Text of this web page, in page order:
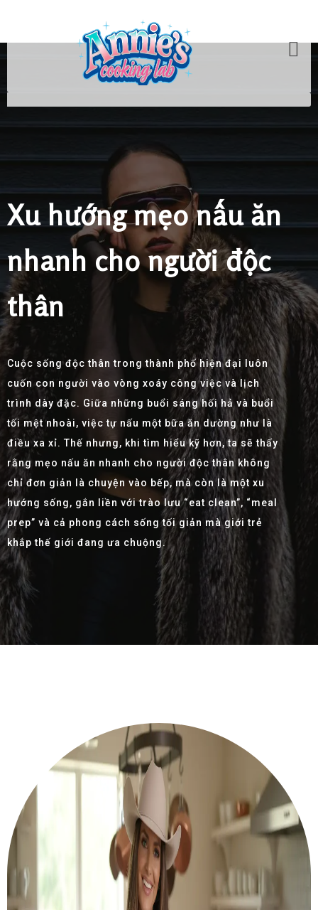
Xu hướng mẹo nấu ăn
nhanh cho người độc
thân
Cuộc sống độc thân trong thành phố hiện đại luôn
cuốn con người vào vòng xoáy công việc và lịch
trình dày đặc. Giữa những buổi sáng hối hả và buổi
tối mệt nhoài, việc tự nấu một bữa ăn dường như là
điều xa xỉ. Thế nhưng, khi tìm hiểu kỹ hơn, ta sẽ thấy
rằng mẹo nấu ăn nhanh cho người độc thân không
chỉ đơn giản là chuyện vào bếp, mà còn là một xu
hướng sống, gắn liền với trào lưu “eat clean”, “meal
prep” và cả phong cách sống tối giản mà giới trẻ
khắp thế giới đang ưa chuộng.